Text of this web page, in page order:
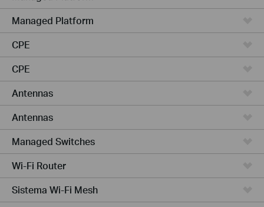
Managed Platform
CPE
CPE
Antennas
Antennas
Managed Switches
Wi-Fi Router
Sistema Wi-Fi Mesh